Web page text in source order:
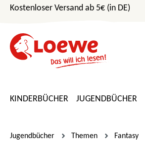
Hauptinhalt springen
Zur Suche springen
Zur Hauptnavigation springen
Kostenloser Versand ab 5€ (in DE)
KINDERBÜCHER JUGENDBÜCHER
Jugendbücher Themen Fantasy